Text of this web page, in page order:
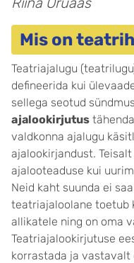
Mis on
Teatriajalugu
defineerida kui
sellega seotud
ajalookirjutus
valdkonna ajalugu
ajalookirjandust.
ajalooteaduse kui
Neid kaht suunda ei
teatriajaloolane toetub
allikatele ning on oma
Teatriajalookirjutuse
korrastada ja